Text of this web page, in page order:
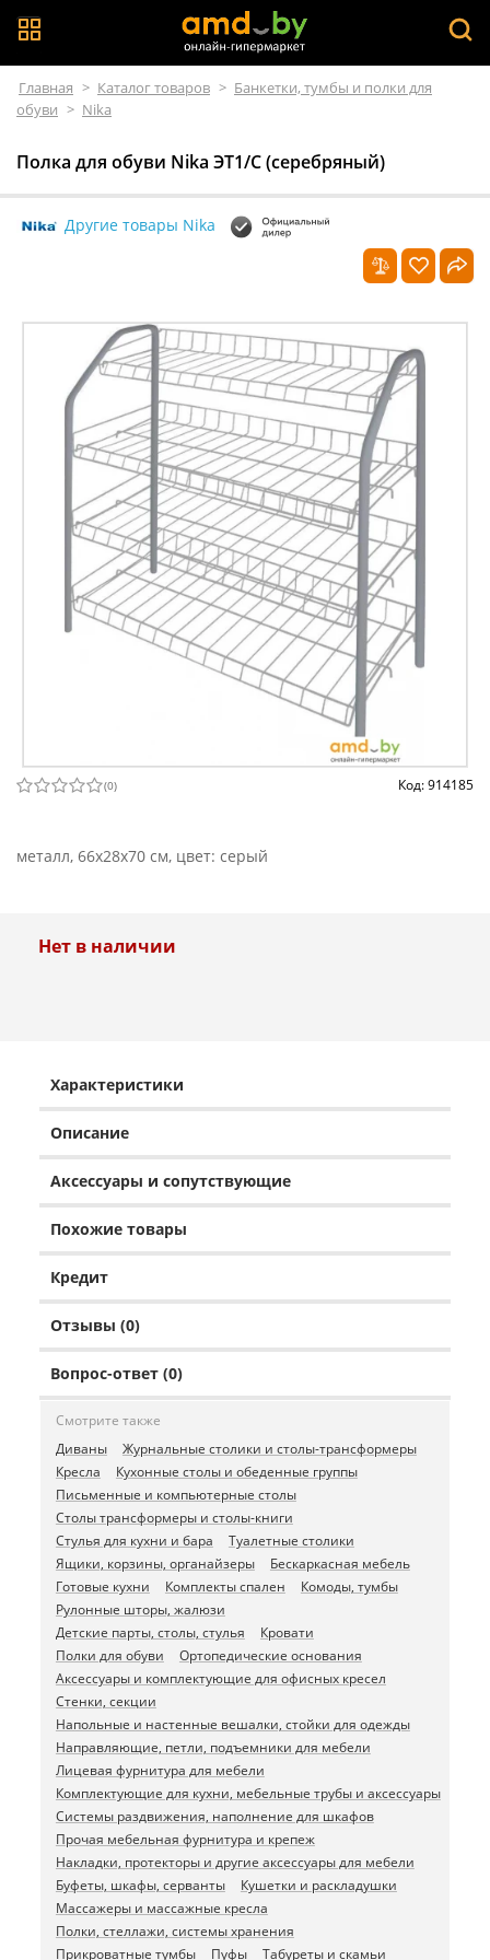
Главная > Каталог товаров > Банкетки, тумбы и полки для
обуви > Nika
Полка для обуви Nika ЭТ1/С (серебряный)
Другие товары Nika
(0) Код: 914185
металл, 66x28x70 см, цвет: серый
Нет в наличии
Характеристики
Описание
Аксессуары и сопутствующие
Похожие товары
Кредит
Отзывы (0)
Вопрос-ответ (0)
Смотрите также
Диваны
Журнальные столики и столы-трансформеры
Кресла
Кухонные столы и обеденные группы
Письменные и компьютерные столы
Столы трансформеры и столы-книги
Стулья для кухни и бара
Туалетные столики
Ящики, корзины, органайзеры
Бескаркасная мебель
Готовые кухни
Комплекты спален
Комоды, тумбы
Рулонные шторы, жалюзи
Детские парты, столы, стулья
Кровати
Полки для обуви
Ортопедические основания
Аксессуары и комплектующие для офисных кресел
Стенки, секции
Напольные и настенные вешалки, стойки для одежды
Направляющие, петли, подъемники для мебели
Лицевая фурнитура для мебели
Комплектующие для кухни, мебельные трубы и аксессуары
Системы раздвижения, наполнение для шкафов
Прочая мебельная фурнитура и крепеж
Накладки, протекторы и другие аксессуары для мебели
Буфеты, шкафы, серванты
Кушетки и раскладушки
Массажеры и массажные кресла
Полки, стеллажи, системы хранения
Прикроватные тумбы
Пуфы Табуреты и скамьи